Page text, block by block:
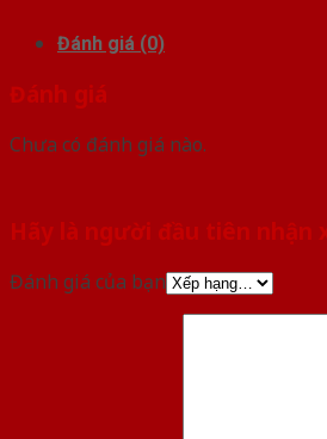
Đánh giá (0)
Đánh giá
Chưa có đánh giá nào.
Hãy là người đầu tiên nhận
Đánh giá của bạn